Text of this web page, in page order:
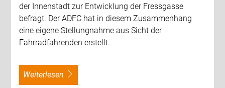
der Innenstadt zur Entwicklung der Fressgasse
befragt. Der ADFC hat in diesem Zusammenhang
eine eigene Stellungnahme aus Sicht der
Fahrradfahrenden erstellt.
weiterlesen